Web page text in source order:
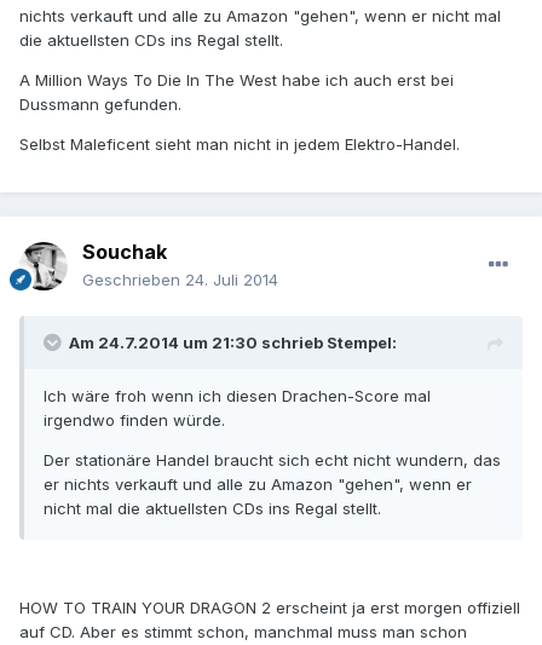
nichts verkauft und alle zu Amazon "gehen", wenn er nicht mal
die aktuellsten CDs ins Regal stellt.
A Million Ways To Die In The West habe ich auch erst bei
Dussmann gefunden.
Selbst Maleficent sieht man nicht in jedem Elektro-Handel.
Souchak
Geschrieben 24. Juli 2014
Am 24.7.2014 um 21:30 schrieb Stempel:
Ich wäre froh wenn ich diesen Drachen-Score mal
irgendwo finden würde.
Der stationäre Handel braucht sich echt nicht wundern, das
er nichts verkauft und alle zu Amazon "gehen", wenn er
nicht mal die aktuellsten CDs ins Regal stellt.
HOW TO TRAIN YOUR DRAGON 2 erscheint ja erst morgen offiziell
auf CD. Aber es stimmt schon, manchmal muss man schon